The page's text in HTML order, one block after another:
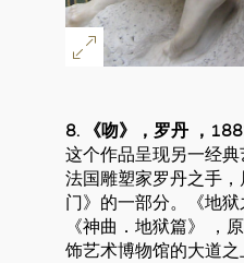
8. 《吻》，罗丹 ，
这个作品呈现另一经
法国雕塑家罗丹之手
门》的一部分。《地
《神曲．地狱篇》 ，
饰艺术博物馆的大道